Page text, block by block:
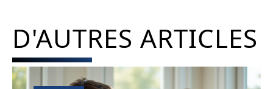
D'AUTRES ARTICLES